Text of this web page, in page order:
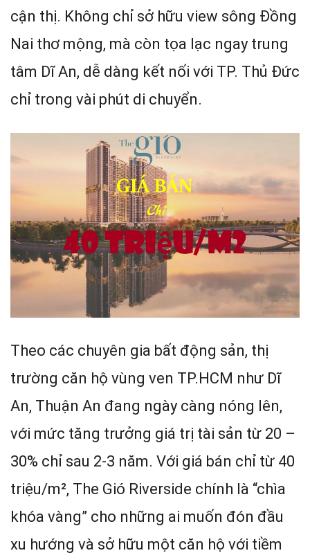
cận thị. Không chỉ sở hữu view sông Đồng
Nai thơ mộng, mà còn tọa lạc ngay trung
tâm Dĩ An, dễ dàng kết nối với TP. Thủ Đức
chỉ trong vài phút di chuyển.
Theo các chuyên gia bất động sản, thị
trường căn hộ vùng ven TP.HCM như Dĩ
An, Thuận An đang ngày càng nóng lên,
với mức tăng trưởng giá trị tài sản từ 20 –
30% chỉ sau 2-3 năm. Với giá bán chỉ từ 40
triệu/m², The Gió Riverside chính là “chìa
khóa vàng” cho những ai muốn đón đầu
xu hướng và sở hữu một căn hộ với tiềm